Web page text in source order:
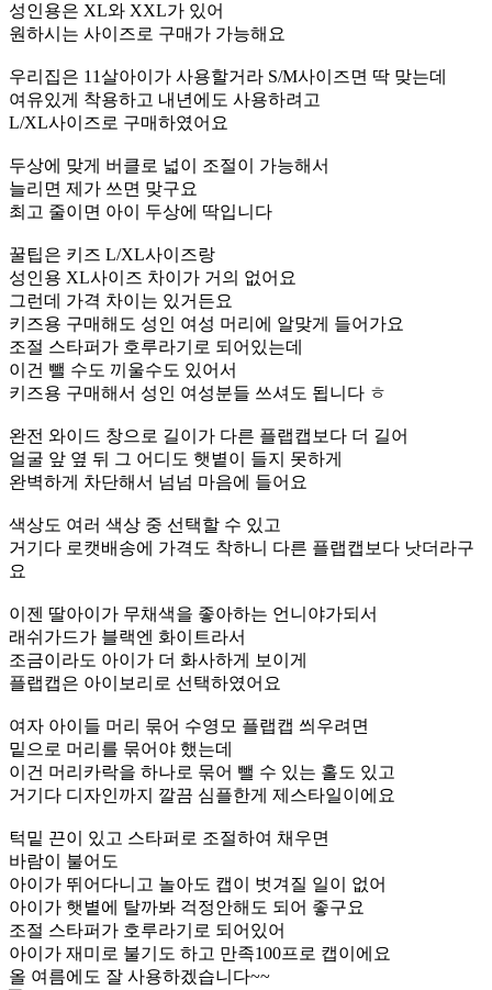
성인용은 XL와 XXL가 있어
원하시는 사이즈로 구매가 가능해요
우리집은 11살아이가 사용할거라 S/M사이즈면 딱 맞는데
여유있게 착용하고 내년에도 사용하려고
L/XL사이즈로 구매하였어요
두상에 맞게 버클로 넓이 조절이 가능해서
늘리면 제가 쓰면 맞구요
최고 줄이면 아이 두상에 딱입니다
꿀팁은 키즈 L/XL사이즈랑
성인용 XL사이즈 차이가 거의 없어요
그런데 가격 차이는 있거든요
키즈용 구매해도 성인 여성 머리에 알맞게 들어가요
조절 스타퍼가 호루라기로 되어있는데
이건 뺄 수도 끼울수도 있어서
키즈용 구매해서 성인 여성분들 쓰셔도 됩니다 ㅎ
완전 와이드 창으로 길이가 다른 플랩캡보다 더 길어
얼굴 앞 옆 뒤 그 어디도 햇볕이 들지 못하게
완벽하게 차단해서 넘넘 마음에 들어요
색상도 여러 색상 중 선택할 수 있고
거기다 로캣배송에 가격도 착하니 다른 플랩캡보다 낫더라구
요
이젠 딸아이가 무채색을 좋아하는 언니야가되서
래쉬가드가 블랙엔 화이트라서
조금이라도 아이가 더 화사하게 보이게
플랩캡은 아이보리로 선택하였어요
여자 아이들 머리 묶어 수영모 플랩캡 씌우려면
밑으로 머리를 묶어야 했는데
이건 머리카락을 하나로 묶어 뺄 수 있는 홀도 있고
거기다 디자인까지 깔끔 심플한게 제스타일이에요
턱밑 끈이 있고 스타퍼로 조절하여 채우면
바람이 불어도
아이가 뛰어다니고 놀아도 캡이 벗겨질 일이 없어
아이가 햇볕에 탈까봐 걱정안해도 되어 좋구요
조절 스타퍼가 호루라기로 되어있어
아이가 재미로 불기도 하고 만족100프로 캡이에요
올 여름에도 잘 사용하겠습니다~~